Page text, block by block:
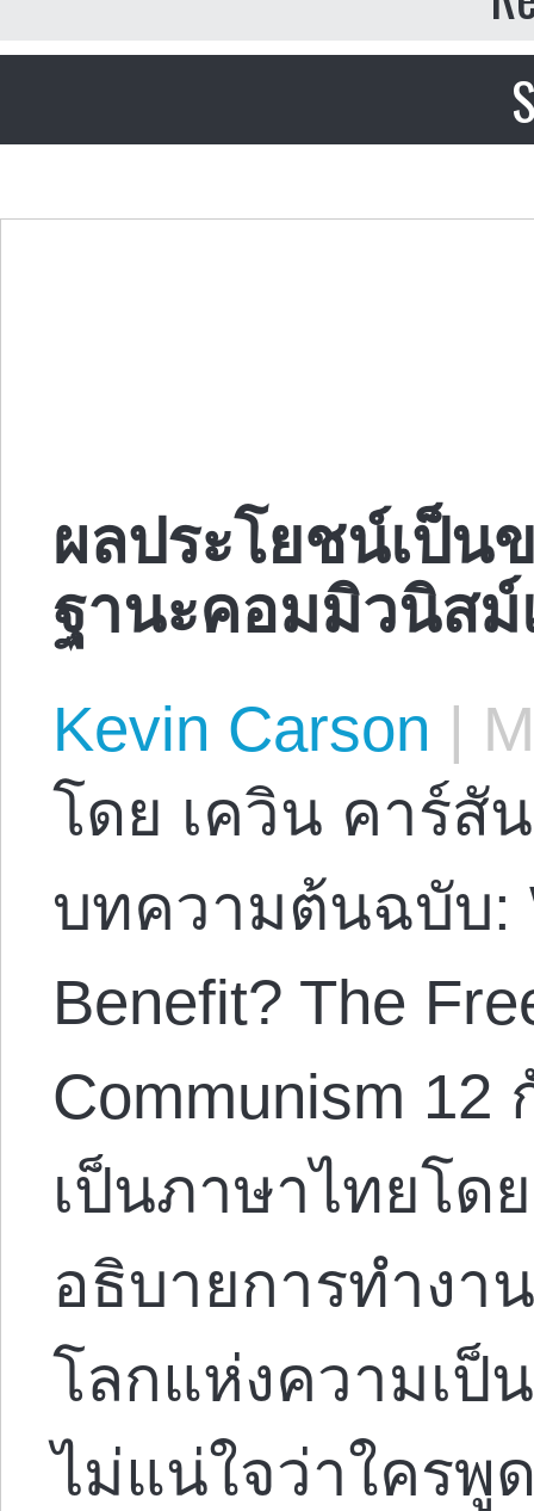
ผลประโยชน์เป็น
ฐานะคอมมิวนิส
Kevin Carson |
โดย เควิน คาร์สั
บทความต้นฉบับ:
Benefit? The
Communism
เป็นภาษาไทยโด
อธิบายการทำงา
โลกแห่งความเป็
ไม่แน่ใจว่าใครพู